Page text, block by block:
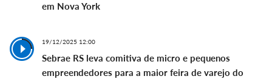
em Nova York
19/12/2025 12:00
Sebrae RS leva comitiva de micro e pequenos
empreendedores para a maior feira de varejo do